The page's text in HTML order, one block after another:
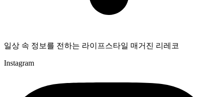
일상 속 정보를 전하는 라이프스타일 매거진 리레코
Instagram